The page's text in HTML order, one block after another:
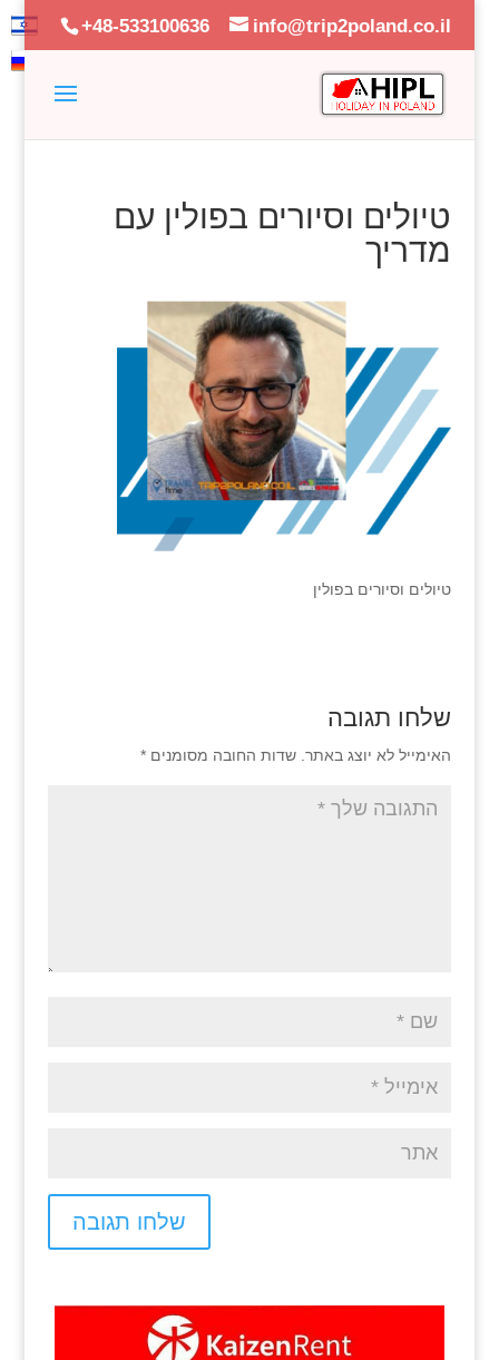
+48-533100636 info@trip2poland.co.il
טיולים וסיורים בפולין עם
מדריך
טיולים וסיורים בפולין
שלחו תגובה
האימייל לא יוצג באתר. שדות החובה מסומנים *